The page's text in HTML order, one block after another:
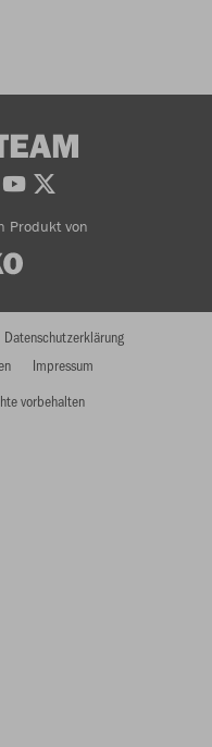
Produkt von
vorbehalten
Datenschutzerklärung
Impressum